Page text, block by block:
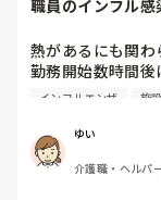
です。
日をどうにかやり
がとんでもないス
彼の為に働いて
仕事の負荷が余り
繰り返しになりま
してしてくれま
職員のインフル感
熱があるにも関わ
勤務開始数時間後
普段通りの様子
かけるからとな
熱あっているほう
検査後インフル
インフルエンザ 施設
ゆい
介護職・ヘルパ